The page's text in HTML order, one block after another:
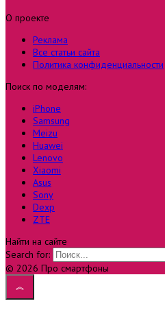
О проекте
Реклама
Все статьи сайта
Политика конфиденциальности
Поиск по моделям:
iPhone
Samsung
Meizu
Huawei
Lenovo
Xiaomi
Asus
Sony
Dexp
ZTE
Найти на сайте
Search for:
© 2026 Про смартфоны